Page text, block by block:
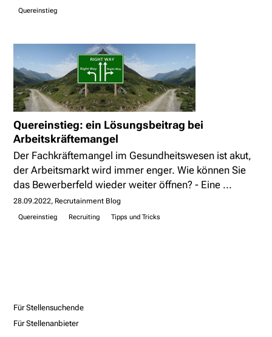
Quereinstieg
Quereinstieg: ein Lösungsbeitrag bei
Arbeitskräftemangel
Der Fachkräftemangel im Gesundheitswesen ist akut,
der Arbeitsmarkt wird immer enger. Wie können Sie
das Bewerberfeld wieder weiter öffnen? - Eine ...
28.09.2022 Recrutainment Blog
Quereinstieg Recruiting Tipps und Tricks
Für Stellensuchende
Für Stellenanbieter